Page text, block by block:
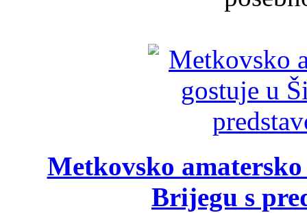
Metkovsko
Brijegu s